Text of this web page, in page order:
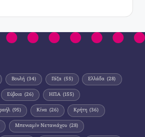
Βουλή (34) Γάζα (55) Ελλάδα (28)
Εύβοια (26) ΗΠΑ (155)
(95) Κίνα (26) Κρήτη (36)
Μπενιαμίν Νετανιάχου (28)